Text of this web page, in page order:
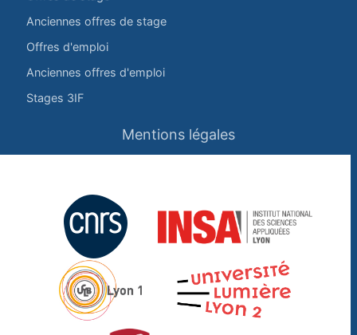
Anciennes offres de stage
Offres d'emploi
Anciennes offres d'emploi
Stages 3IF
Mentions légales